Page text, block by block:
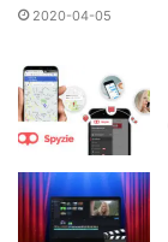
2020-04-05